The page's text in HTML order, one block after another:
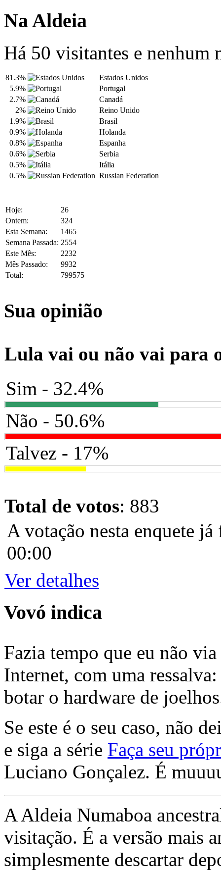
Na Aldeia
Há 50 visitantes e nenhum
81.3%
Estados Unidos
5.9%
Portugal
2.7%
Canadá
2%
Reino Unido
1.9%
Brasil
0.9%
Holanda
0.8%
Espanha
0.6%
Serbia
0.5%
Itália
0.5%
Russian Federation
Hoje:
26
Ontem:
324
Esta Semana:
1465
Semana Passada: 2554
Este Mês:
2232
Mês Passado:
9932
Total:
799575
Sua opinião
Lula vai ou não vai para
Sim - 32.4%
Não - 50.6%
Talvez - 17%
Total de votos: 883
A votação nesta enquete
00:00
Ver detalhes
Vovó indica
Fazia tempo que eu não
Internet, com uma
botar o hardware de
Se este é o seu caso, não
e siga a série Faça seu
Luciano Gonçalez. É
A Aldeia Numaboa
visitação. É a versão mais
simplesmente descartar